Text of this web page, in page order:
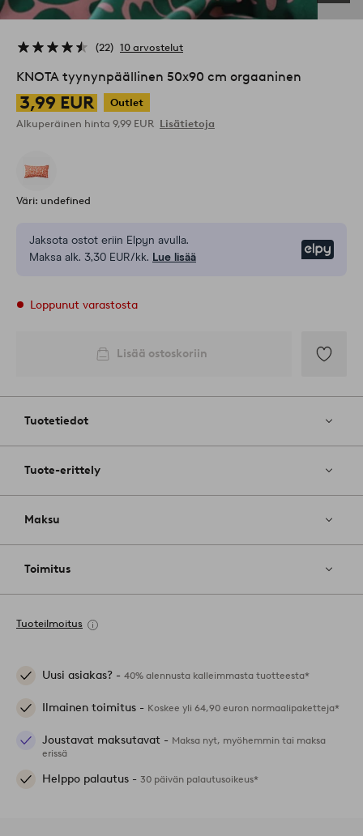
22 10 arvostelut
KNOTA tyynynpäällinen 50x90 cm orgaaninen
3,99 EUR
Outlet
Alkuperäinen hinta 9,99 EUR Lisätietoja
Väri: undefined
Jaksota ostot eriin Elpyn avulla.
Maksa alk. 3,30 EUR/kk. Lue lisää
Loppunut varastosta
Lisää ostoskoriin
Tuotetiedot
Tuote-erittely
Maksu
Toimitus
Tuoteilmoitus
Uusi asiakas? - 40% alennusta kalleimmasta tuotteesta*
Ilmainen toimitus - Koskee yli 64,90 euron normaalipaketteja*
Joustavat maksutavat - Maksa nyt, myöhemmin tai maksa
erissä
Helppo palautus - 30 päivän palautusoikeus*